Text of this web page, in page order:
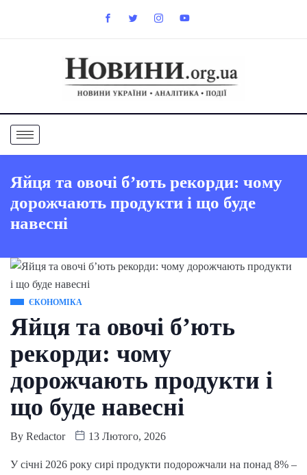
Яйця та овочі б’ють рекорди: чому
дорожчають продукти і що буде
навесні
ЄКОНОМІКА
Яйця та овочі б’ють
рекорди: чому
дорожчають продукти і
що буде навесні
By Redactor 13 Лютого, 2026
У січні 2026 року сирі продукти подорожчали на понад 8% –